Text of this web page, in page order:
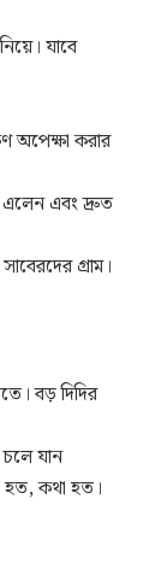
যাবে
অপেক্ষা করার
এলেন এবং দ্রুত
গ্রাম।
বড় দিদির
যান
হত, কথা হত।